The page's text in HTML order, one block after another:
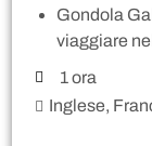
Gondola
viaggiare
1 ora
Inglese,